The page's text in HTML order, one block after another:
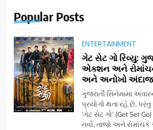
Popular Posts
ENTERTAINMENT
ગેટ સેટ ગો રિવ્યુ:
એક્શન અને
અને અનોખો અંદાજ
ગુજરાતી સિનેમામાં
પ્રયોગો થતા રહે છે,
‘ગેટ સેટ ગો’ (Get Set
નવો, તાજો અને